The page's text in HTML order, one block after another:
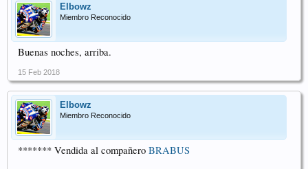
Elbowz
Miembro Reconocido
Buenas noches, arriba.
15 Feb 2018
Elbowz
Miembro Reconocido
******* Vendida al compañero BRABUS